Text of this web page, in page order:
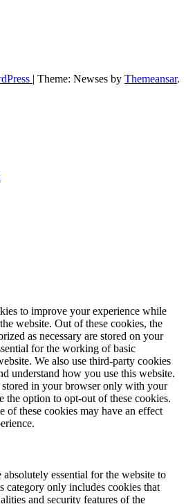
| Theme: Newses by Themeansar.
to improve your experience while
website. Out of these cookies, the
as necessary are stored on your
for the working of basic
We also use third-party cookies
understand how you use this website.
in your browser only with your
the option to opt-out of these cookies.
of these cookies may have an effect
absolutely essential for the website to
category only includes cookies that
and security features of the